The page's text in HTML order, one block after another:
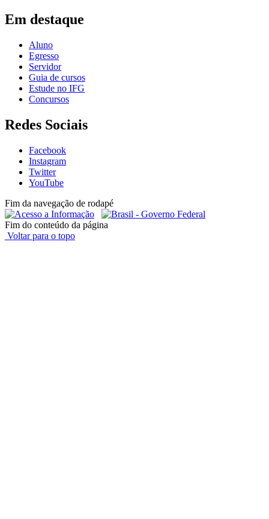
Em destaque
Aluno
Egresso
Servidor
Guia de cursos
Estude no IFG
Concursos
Redes Sociais
Facebook
Instagram
Twitter
YouTube
Fim da navegação de rodapé
Fim do conteúdo da página
Voltar para o topo